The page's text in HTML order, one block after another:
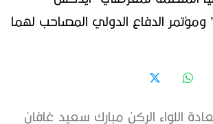
اللواء الركن مبارك سعيد غافان